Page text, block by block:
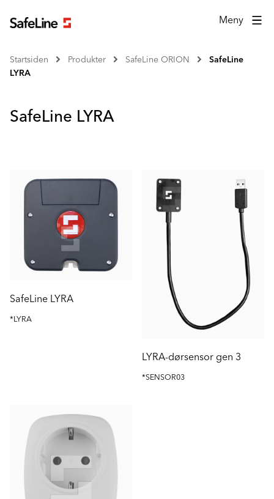
Meny
Startsiden Produkter SafeLine ORION
SafeLine
LYRA
SafeLine LYRA
SafeLine LYRA
*LYRA
LYRA-dørsensor gen 3
*SENSOR03